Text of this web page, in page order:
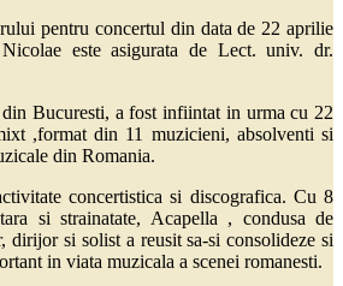
pentru concertul din data de 22 aprilie
este asigurata de Lect. univ. dr.
din Bucuresti, a fost infiintat in urma cu 22
,format din 11 muzicieni, absolventi si
din Romania.
concertistica si discografica. Cu 8
si strainatate, Acapella , condusa de
dirijor si solist a reusit sa-si consolideze si
in viata muzicala a scenei romanesti.